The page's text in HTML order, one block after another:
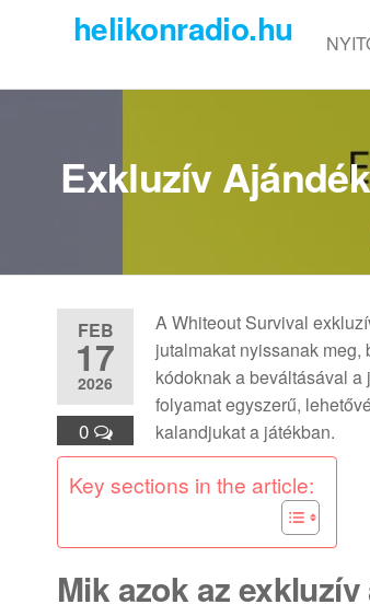
content
helikonradio.hu
Exkluzív
FEB
17
2026
0
A Whiteout Survival
jutalmakat nyissanak
kódoknak a beváltásával
folyamat egyszerű,
kalandjukat a játékban.
Key sections in the article:
Mik azok az